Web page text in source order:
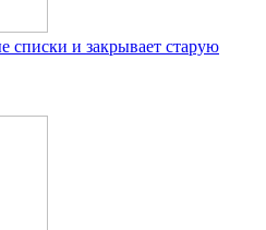
и закрывает старую